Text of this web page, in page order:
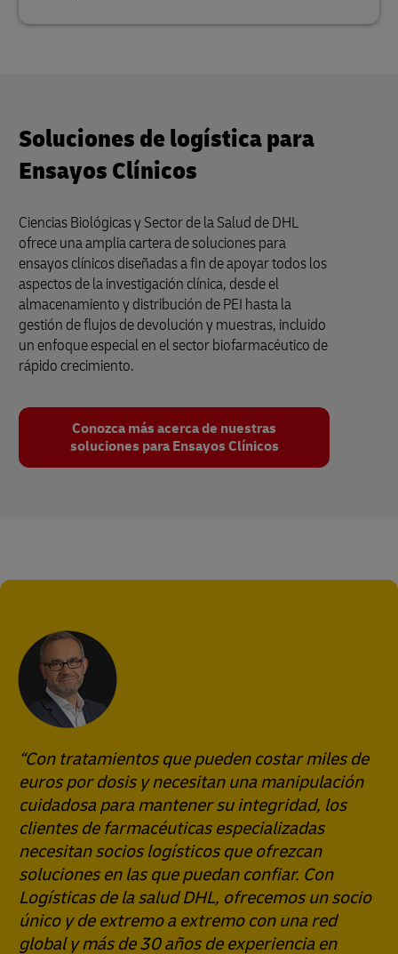
Soluciones de logística para
Ensayos Clínicos
Ciencias Biológicas y Sector de la Salud de DHL
ofrece una amplia cartera de soluciones para
ensayos clínicos diseñadas a fin de apoyar todos los
aspectos de la investigación clínica, desde el
almacenamiento y distribución de PEI hasta la
gestión de flujos de devolución y muestras, incluido
un enfoque especial en el sector biofarmacéutico de
rápido crecimiento.
Conozca más acerca de nuestras
soluciones para Ensayos Clínicos
“Con tratamientos que pueden costar miles de
euros por dosis y necesitan una manipulación
cuidadosa para mantener su integridad, los
clientes de farmacéuticas especializadas
necesitan socios logísticos que ofrezcan
soluciones en las que puedan confiar. Con
Logísticas de la salud DHL, ofrecemos un socio
único y de extremo a extremo con una red
global y más de 30 años de experiencia en